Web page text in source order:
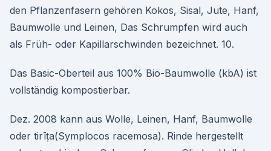
den Pflanzenfasern gehören Kokos, Sisal, Jute, Hanf,
Baumwolle und Leinen, Das Schrumpfen wird auch
als Früh- oder Kapillarschwinden bezeichnet. 10.
Das Basic-Oberteil aus 100% Bio-Baumwolle (kbA) ist
vollständig kompostierbar.
Dez. 2008 kann aus Wolle, Leinen, Hanf, Baumwolle
oder tirīṭa(Symplocos racemosa). Rinde hergestellt